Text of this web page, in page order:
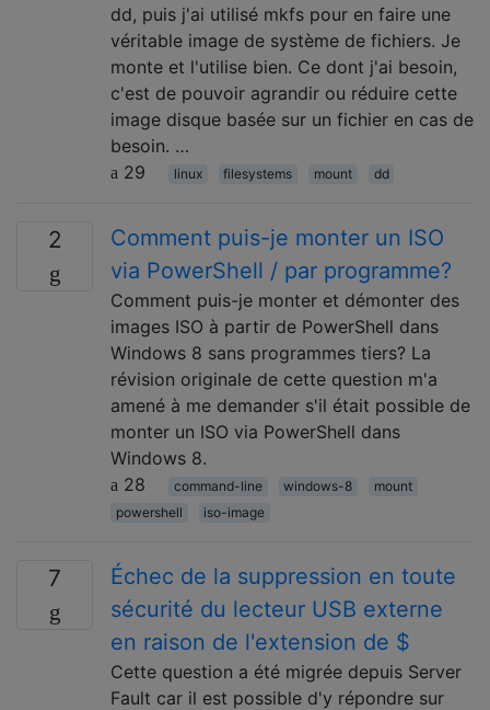
dd, puis j'ai utilisé mkfs pour en faire une
véritable image de système de fichiers. Je
monte et l'utilise bien. Ce dont j'ai besoin,
c'est de pouvoir agrandir ou réduire cette
image disque basée sur un fichier en cas de
besoin. …
29
linux filesystems mount dd
2
Comment puis-je monter un ISO
via PowerShell / par programme?
Comment puis-je monter et démonter des
images ISO à partir de PowerShell dans
Windows 8 sans programmes tiers? La
révision originale de cette question m'a
amené à me demander s'il était possible de
monter un ISO via PowerShell dans
Windows 8.
28
command-line windows-8
mount
powershell
iso-image
7
Échec de la suppression en toute
sécurité du lecteur USB externe
en raison de l'extension de $
Cette question a été migrée depuis Server
Fault car il est possible d'y répondre sur